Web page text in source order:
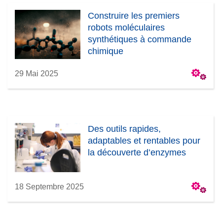
Construire les premiers
robots moléculaires
synthétiques à commande
chimique
29 Mai 2025
Des outils rapides,
adaptables et rentables pour
la découverte d’enzymes
18 Septembre 2025